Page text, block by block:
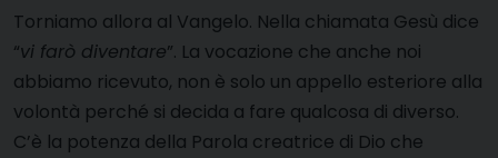
Torniamo allora al Vangelo. Nella chiamata Gesù dice
“vi farò diventare”. La vocazione che anche noi
abbiamo ricevuto, non è solo un appello esteriore alla
volontà perché si decida a fare qualcosa di diverso.
C’è la potenza della Parola creatrice di Dio che